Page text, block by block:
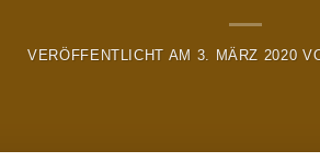
VERÖFFENTLICHT AM 3. MÄRZ 2020